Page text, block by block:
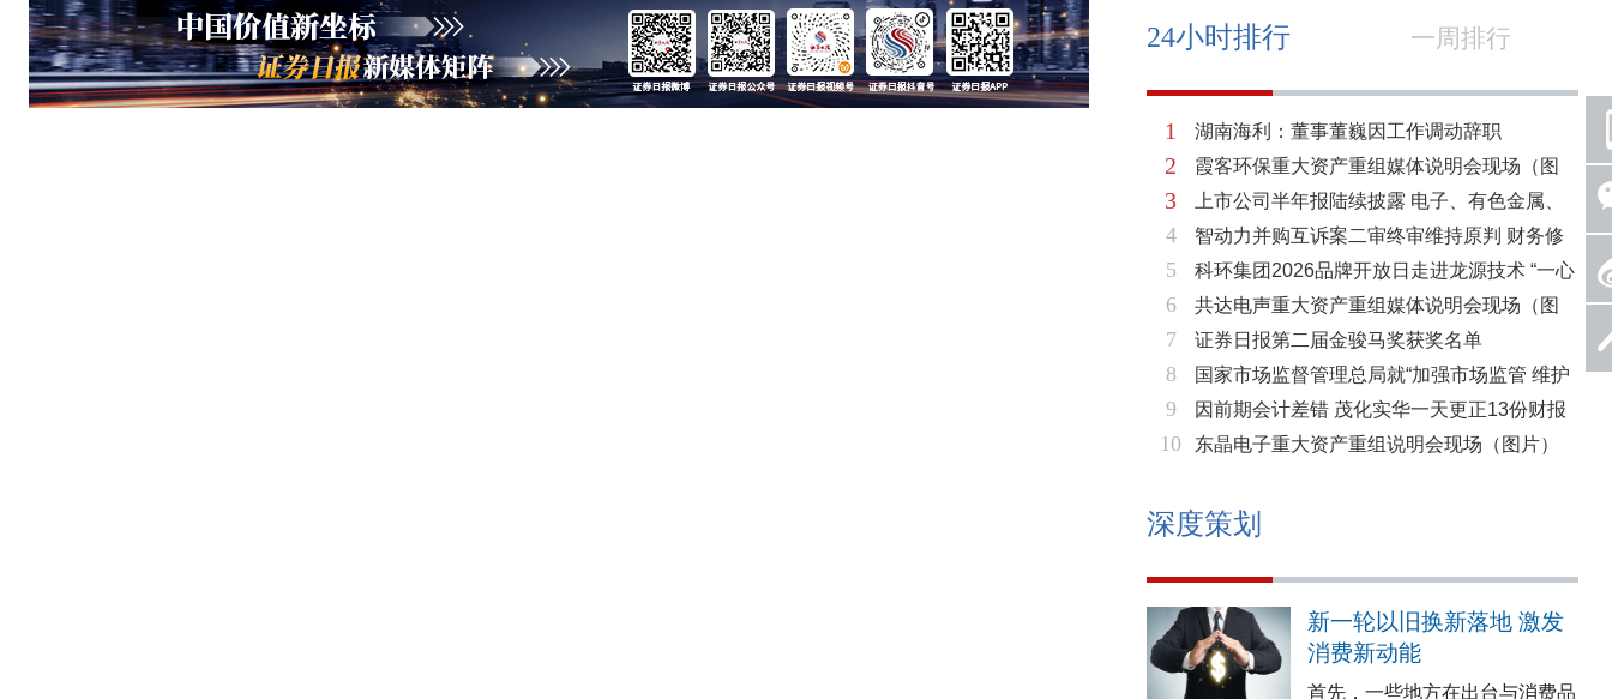
24小时排行 一周排行
1
2
3
4
5
6
7
8
9
10
湖南海利：董事董巍因工作调动辞职
霞客环保重大资产重组媒体说明会现场（图
片）
上市公司半年报陆续披露 电子、有色金属、
基础化工三大板块率先走强
智动力并购互诉案二审终审维持原判 财务修
复与估值空间同步打开
科环集团2026品牌开放日走进龙源技术 “一心
两脉”赋能火电绿色低碳转型
共达电声重大资产重组媒体说明会现场（图
片）
证券日报第二届金骏马奖获奖名单
国家市场监督管理总局就“加强市场监管 维护
市场秩序”答记者问
因前期会计差错 茂化实华一天更正13份财报
东晶电子重大资产重组说明会现场（图片）
深度策划
新一轮以旧换新落地 激发
消费新动能
首先，一些地方在出台与消费品